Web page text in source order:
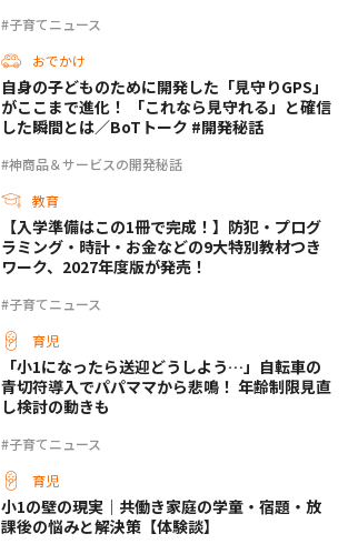
#子育てニュース
おでかけ
#神商品＆サービスの開発秘話
自身の子どものために開発した「見守りGPS」
がここまで進化！ 「これなら見守れる」と確信
した瞬間とは／BoTトーク #開発秘話
教育
#子育てニュース
【入学準備はこの1冊で完成！】防犯・プログ
ラミング・時計・お金などの9大特別教材つき
ワーク、2027年度版が発売！
育児
#子育てニュース
「小1になったら送迎どうしよう…」自転車の
青切符導入でパパママから悲鳴！ 年齢制限見直
し検討の動きも
育児
小1の壁の現実｜共働き家庭の学童・宿題・放
課後の悩みと解決策【体験談】